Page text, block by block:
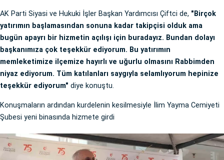
AK Parti Siyasi ve Hukuki İşler Başkan Yardımcısı Çiftci de, "Birçok
yatırımın başlamasından sonuna kadar takipçisi olduk ama
bugün apayrı bir hizmetin açılışı için buradayız. Bundan dolayı
başkanımıza çok teşekkür ediyorum. Bu yatırımın
memleketimize ilçemize hayırlı ve uğurlu olmasını Rabbimden
niyaz ediyorum. Tüm katılanları saygıyla selamlıyorum hepinize
teşekkür ediyorum" diye konuştu.
Konuşmaların ardından kurdelenin kesilmesiyle İlim Yayma Cemiyeti
Şubesi yeni binasında hizmete girdi